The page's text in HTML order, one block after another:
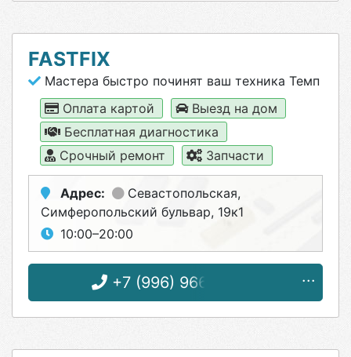
FASTFIX
Мастера быстро починят ваш техника Темп
Оплата картой
Выезд на дом
Бесплатная диагностика
Срочный ремонт
Запчасти
Адрес: Севастопольская,
Симферопольский бульвар, 19к1
10:00–20:00
+7 (996) 966-95-70